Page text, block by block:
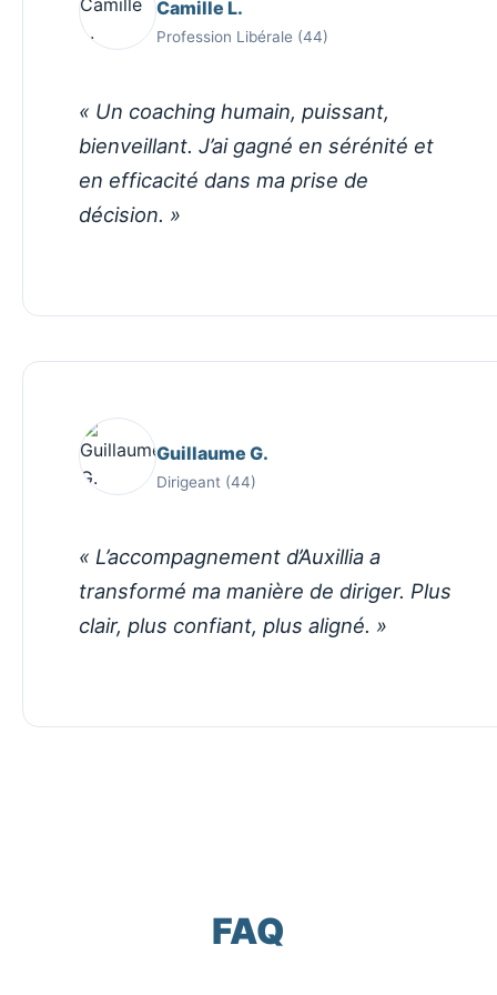
Camille L.
Profession Libérale (44)
« Un coaching humain, puissant,
bienveillant. J’ai gagné en sérénité et
en efficacité dans ma prise de
décision. »
Guillaume G.
Dirigeant (44)
« L’accompagnement d’Auxillia a
transformé ma manière de diriger. Plus
clair, plus confiant, plus aligné. »
FAQ